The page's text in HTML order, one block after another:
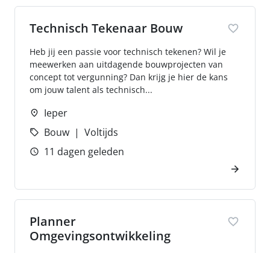
Technisch Tekenaar Bouw
Heb jij een passie voor technisch tekenen? Wil je
meewerken aan uitdagende bouwprojecten van
concept tot vergunning? Dan krijg je hier de kans
om jouw talent als technisch...
Ieper
Bouw
Voltijds
11 dagen geleden
Planner
Omgevingsontwikkeling